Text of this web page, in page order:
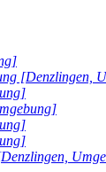
[Denzlingen,